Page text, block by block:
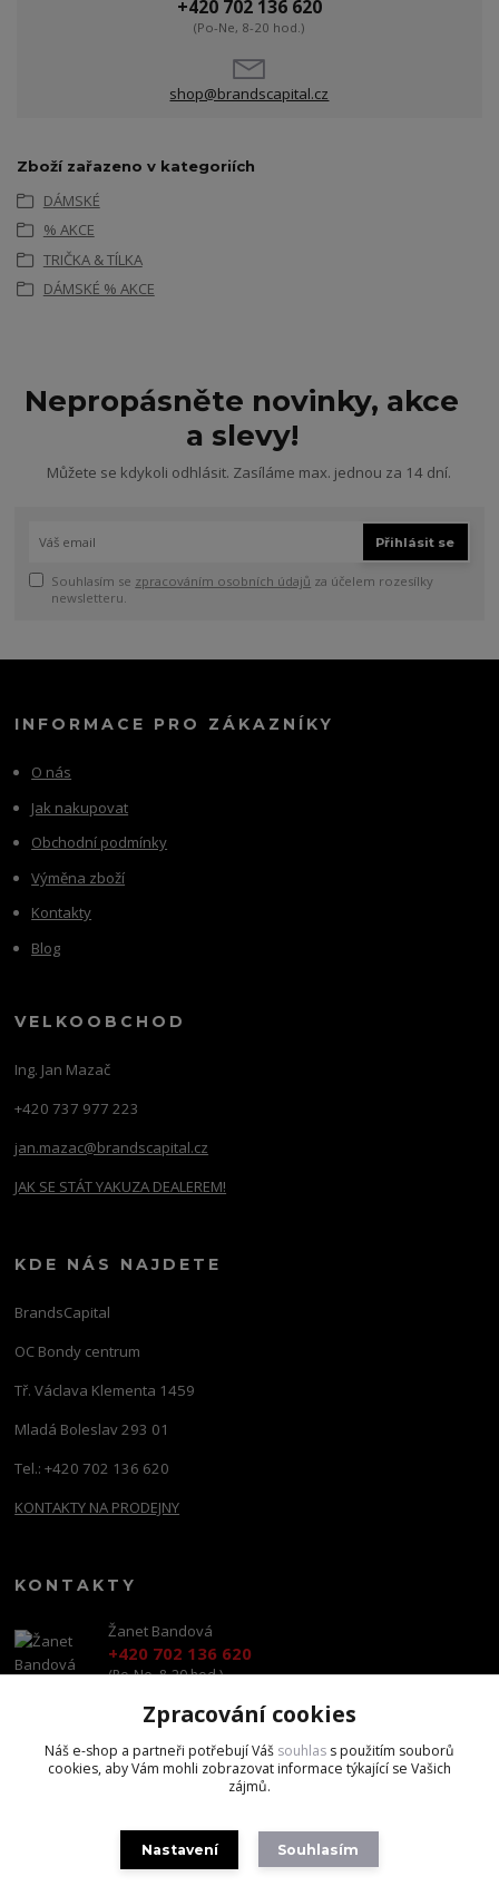
+420 702 136 620
(Po-Ne, 8-20 hod.)
shop@brandscapital.cz
Zboží zařazeno v kategoriích
DÁMSKÉ
% AKCE
TRIČKA & TÍLKA
DÁMSKÉ % AKCE
Nepropásněte novinky, akce
a slevy!
Můžete se kdykoli odhlásit. Zasíláme max. jednou za 14 dní.
Přihlásit se
Souhlasím se zpracováním osobních údajů za účelem rozesílky
newsletteru.
INFORMACE PRO ZÁKAZNÍKY
O nás
Jak nakupovat
Obchodní podmínky
Výměna zboží
Kontakty
Blog
VELKOOBCHOD
Ing. Jan Mazač
+420 737 977 223
jan.mazac@brandscapital.cz
JAK SE STÁT YAKUZA DEALEREM!
KDE NÁS NAJDETE
BrandsCapital
OC Bondy centrum
Tř. Václava Klementa 1459
Mladá Boleslav 293 01
Tel.: +420 702 136 620
KONTAKTY NA PRODEJNY
KONTAKTY
Žanet Bandová
+420 702 136 620
(Po-Ne, 8-20 hod.)
shop@brandscapital.cz
Zpracování cookies
Náš e-shop a partneři potřebují Váš souhlas s použitím souborů
cookies, aby Vám mohli zobrazovat informace týkající se Vašich
zájmů.
Nastavení Souhlasím